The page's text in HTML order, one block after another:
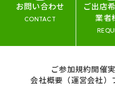
お問い合わせ
CONTACT
ご出店
業者
ご参加規約開催
会社概要（運営会社）